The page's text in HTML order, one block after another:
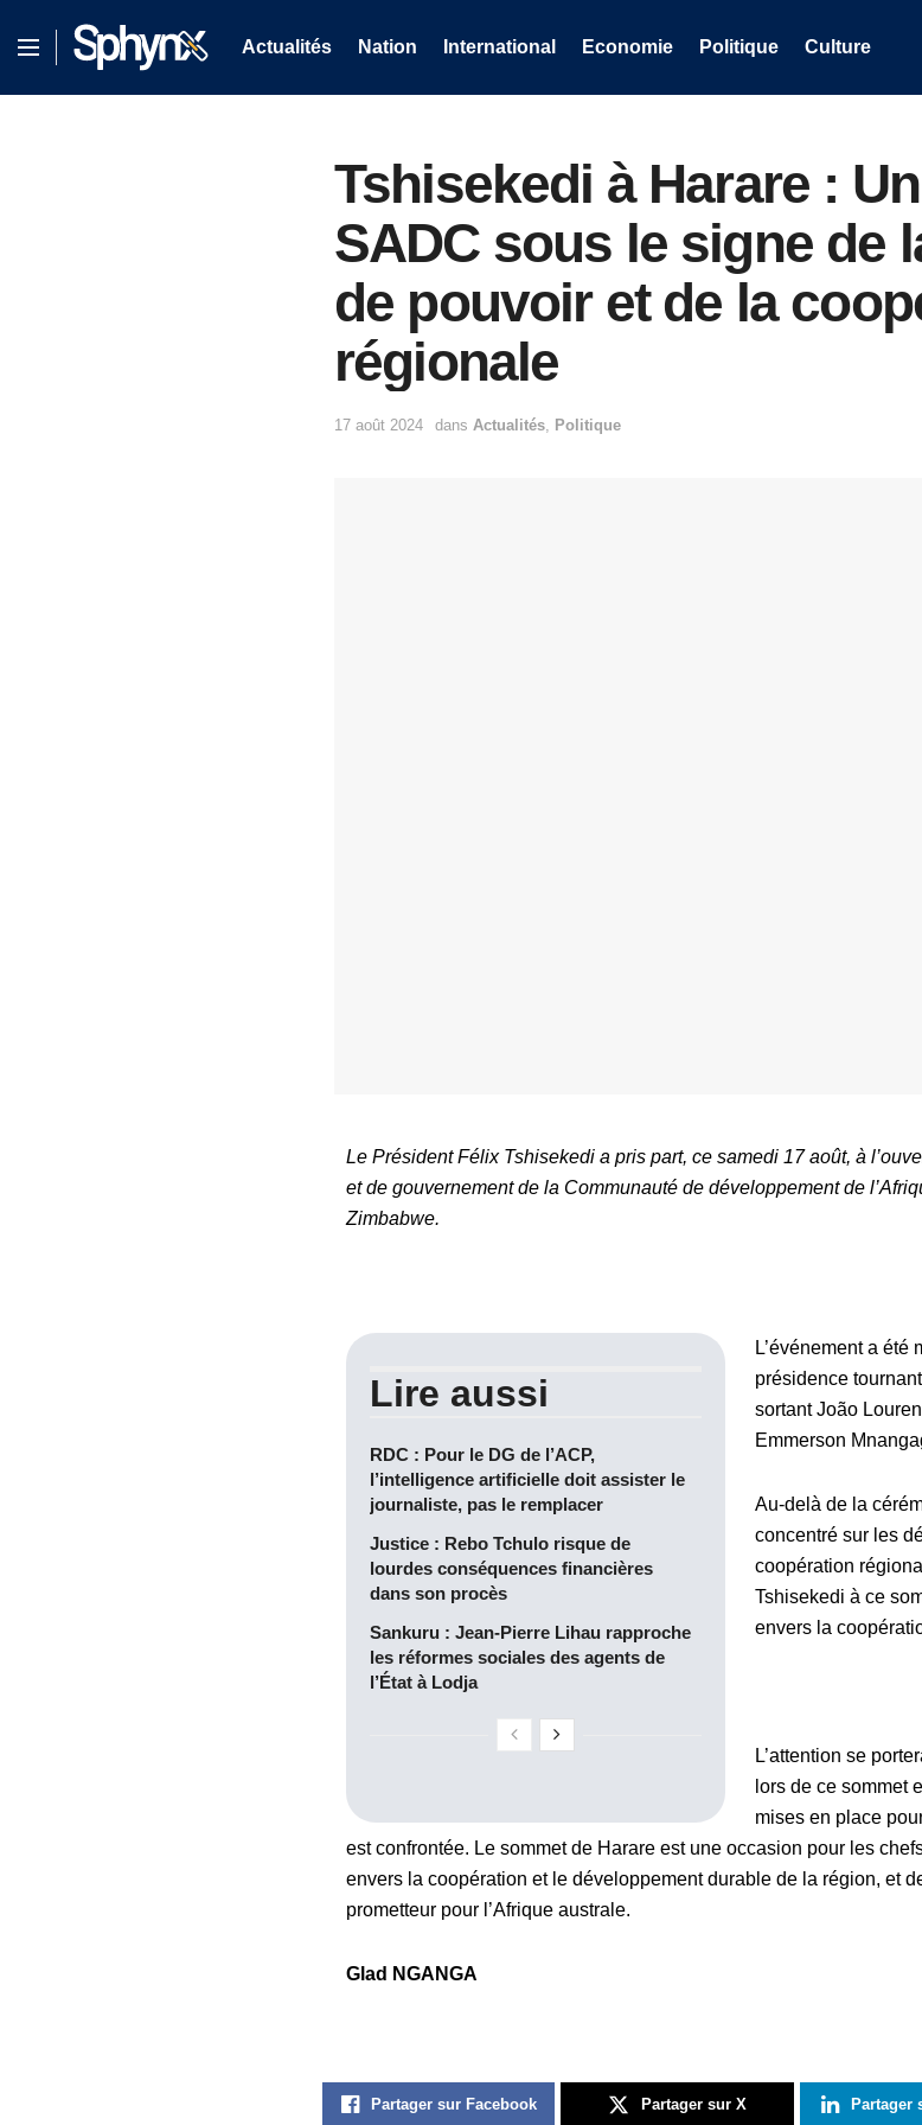
Actualités Nation International Economie Politique Culture
Tshisekedi à Harare :
SADC sous le signe de
de pouvoir et de la
régionale
17 août 2024 dans Actualités, Politique
Le Président Félix Tshisekedi a pris part, ce samedi 17 août, à
et de gouvernement de la Communauté de développement de
Zimbabwe.
Lire aussi
RDC : Pour le DG de l’ACP,
l’intelligence artificielle doit assister le
journaliste, pas le remplacer
Justice : Rebo Tchulo risque de
lourdes conséquences financières
dans son procès
Sankuru : Jean-Pierre Lihau rapproche
les réformes sociales des agents de
l’État à Lodja
L’événement a été
présidence
sortant João
Emmerson
Au-delà de la
concentré sur les
coopération
Tshisekedi à ce
envers la
L’attention se
lors de ce sommet
mises en place
est confrontée. Le sommet de Harare est une occasion pour les
envers la coopération et le développement durable de la région, et
prometteur pour l’Afrique australe.
Glad NGANGA
Partager sur Facebook Partager sur X Partager